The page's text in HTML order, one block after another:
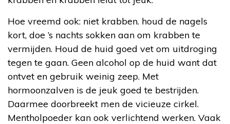
Hoe vreemd ook: niet krabben. houd de nagels
kort, doe ’s nachts sokken aan om krabben te
vermijden. Houd de huid goed vet om uitdroging
tegen te gaan. Geen alcohol op de huid want dat
ontvet en gebruik weinig zeep. Met
hormoonzalven is de jeuk goed te bestrijden.
Daarmee doorbreekt men de vicieuze cirkel.
Mentholpoeder kan ook verlichtend werken. Vaak